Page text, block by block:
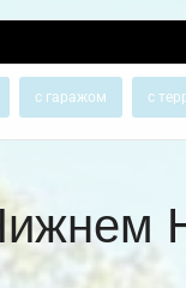
с гаражом с